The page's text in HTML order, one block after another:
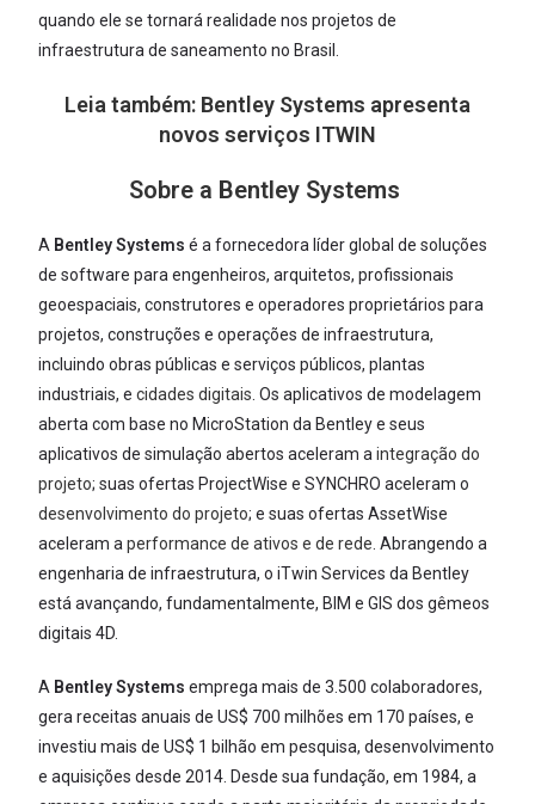
quando ele se tornará realidade nos projetos de
infraestrutura de saneamento no Brasil.
Leia também: Bentley Systems apresenta
novos serviços ITWIN
Sobre a Bentley Systems
A Bentley Systems é a fornecedora líder global de soluções
de software para engenheiros, arquitetos, profissionais
geoespaciais, construtores e operadores proprietários para
projetos, construções e operações de infraestrutura,
incluindo obras públicas e serviços públicos, plantas
industriais, ecidades digitais . Os aplicativos de modelagem
aberta com base no MicroStation da Bentley e seus
aplicativos de simulação abertos aceleram aintegração do
projeto; suas ofertas ProjectWise e SYNCHRO aceleram o
desenvolvimento do projeto; e suas ofertas AssetWise
aceleram aperformance de ativos e de rede . Abrangendo a
engenharia de infraestrutura, o iTwin Services da Bentley
está avançando, fundamentalmente, BIM e GIS dos gêmeos
digitais 4D.
A Bentley Systems emprega mais de 3.500 colaboradores,
gera receitas anuais de US$ 700 milhões em 170 países, e
investiu mais de US$ 1 bilhão em pesquisa, desenvolvimento
e aquisições desde 2014. Desde sua fundação, em 1984, a